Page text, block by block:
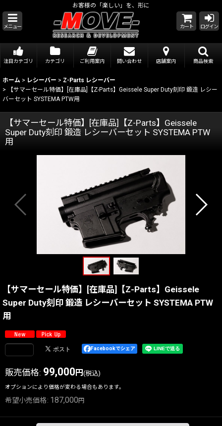
お客様の「楽しい」を、形に
メニュー カート ログイン
注目カテゴリ カテゴリ ご利用案内 問い合わせ 店舗案内 商品検索
ホーム > レシーバー > Z-Parts レシーバー
>
【サマーセール特価】[在庫品]【Z-Parts】Geissele Super Duty刻印 鍛造 レシー
バーセット SYSTEMA PTW用
【サマーセール特価】[在庫品]【Z-Parts】Geissele
Super Duty刻印 鍛造 レシーバーセット SYSTEMA PTW
用
【サマーセール特価】[在庫品]【Z-Parts】Geissele
Super Duty刻印 鍛造 レシーバーセット SYSTEMA PTW
用
Facebookでシェア
販売価格: 99,000 円 (税込)
オプションにより価格が変わる場合もあります。
希望小売価格: 187,000 円